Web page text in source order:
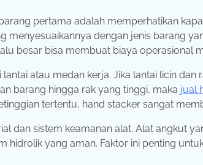
pertama adalah memperhatikan
menyesuaikannya dengan jenis barang
besar bisa membuat biaya operasional
atau medan kerja. Jika lantai licin
barang hingga rak yang tinggi, maka jual
tertentu, hand stacker sangat
dan sistem keamanan alat. Alat angkut
hidrolik yang aman. Faktor ini penting